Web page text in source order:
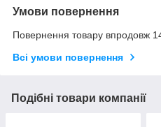
Умови повернення
Повернення товару впродовж
Всі умови повернення
Подібні товари компанії